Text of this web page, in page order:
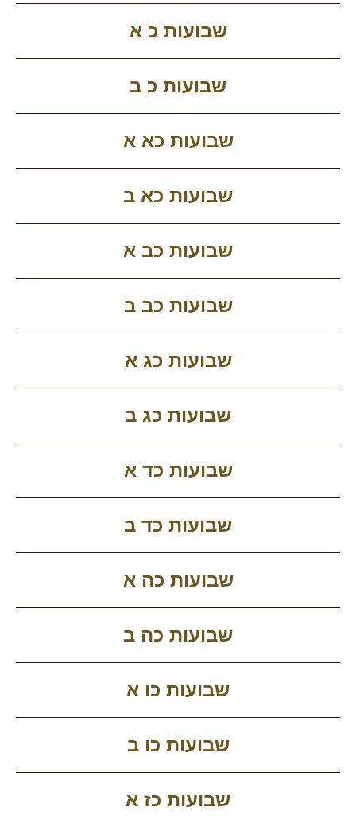
שבועות כ א
שבועות כ ב
שבועות כא א
שבועות כא ב
שבועות כב א
שבועות כב ב
שבועות כג א
שבועות כג ב
שבועות כד א
שבועות כד ב
שבועות כה א
שבועות כה ב
שבועות כו א
שבועות כו ב
שבועות כז א